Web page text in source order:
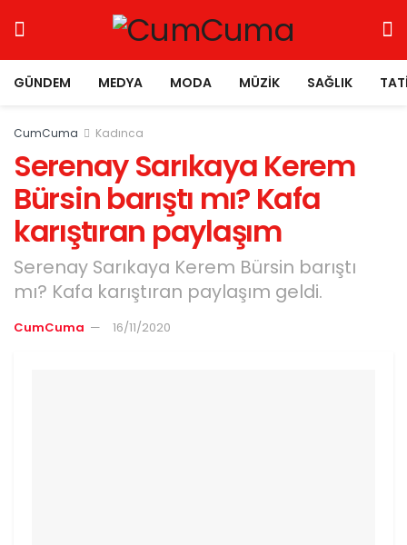
GÜNDEM MEDYA MODA MÜZIK SAĞLIK
CumCuma Kadınca
Serenay Sarıkaya Kerem
Bürsin barıştı mı? Kafa
karıştıran paylaşım
Serenay Sarıkaya Kerem Bürsin barıştı
mı? Kafa karıştıran paylaşım geldi.
CumCuma 16/11/2020